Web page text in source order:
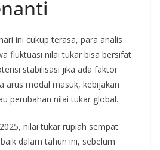
ini cukup terasa, para analis
fluktuasi nilai tukar bisa bersifat
stabilisasi jika ada faktor
arus modal masuk, kebijakan
perubahan nilai tukar global.
nilai tukar rupiah sempat
dalam tahun ini, sebelum